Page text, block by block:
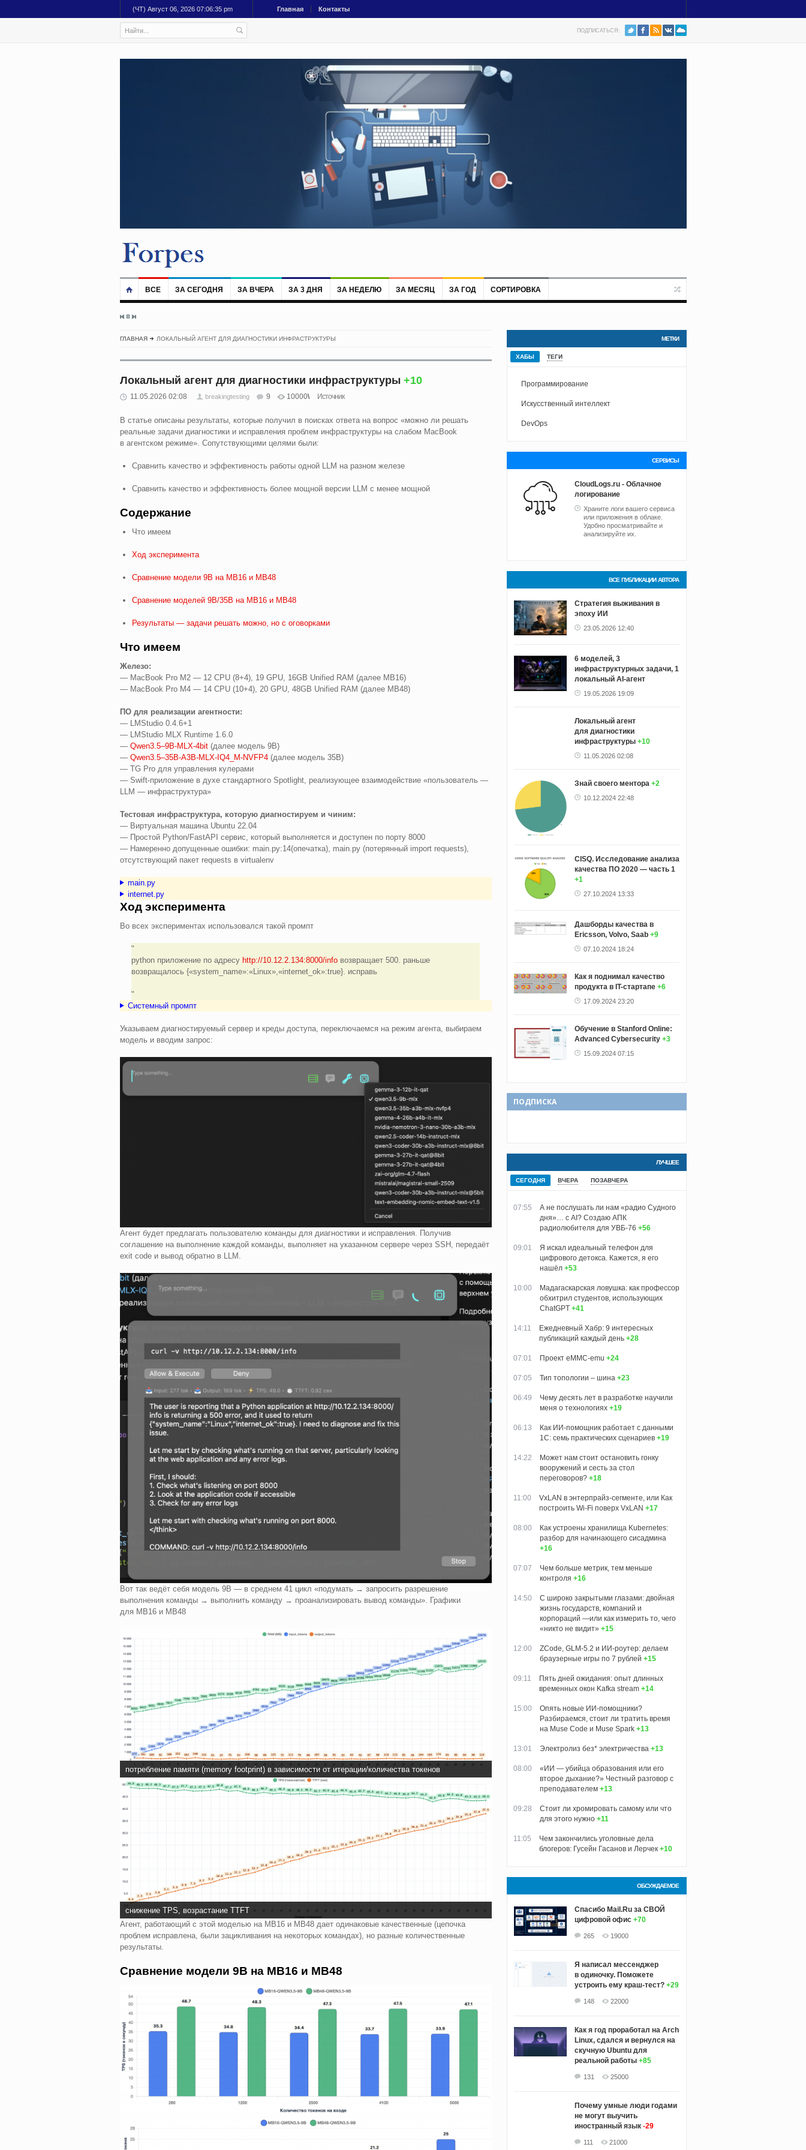
(ЧТ) Август 06, 2026 07:06:36 pm Главная Контакты
ПОДПИСАТЬСЯ:
ВСЕ ЗА СЕГОДНЯ ЗА ВЧЕРА ЗА 3 ДНЯ ЗА НЕДЕЛЮ ЗА МЕСЯЦ ЗА ГОД СОРТИРОВКА
ГЛАВНАЯ ЛОКАЛЬНЫЙ АГЕНТ ДЛЯ ДИАГНОСТИКИ ИНФРАСТРУКТУРЫ
Локальный агент для диагностики инфраструктуры +10
11.05.2026 02:08 breakingtesting 9 10000 Источник
В статье описаны результаты, которые получил в поисках ответа на вопрос «можно ли решать
реальные задачи диагностики и исправления проблем инфраструктуры на слабом MacBook
в агентском режиме». Сопутствующими целями были:
Сравнить качество и эффективность работы одной LLM на разном железе
Сравнить качество и эффективность более мощной версии LLM с менее мощной
Содержание
Что имеем
Ход эксперимента
Сравнение модели 9B на MB16 и MB48
Сравнение моделей 9B/35B на MB16 и MB48
Результаты — задачи решать можно, но с оговорками
Что имеем
Железо:
— MacBook Pro M2 — 12 CPU (8+4), 19 GPU, 16GB Unified RAM (далее MB16)
— MacBook Pro M4 — 14 CPU (10+4), 20 GPU, 48GB Unified RAM (далее MB48)
ПО для реализации агентности:
— LMStudio 0.4.6+1
— LMStudio MLX Runtime 1.6.0
— Qwen3.5–9B‑MLX-4bit(далее модель 9B)
— Qwen3.5–35B‑A3B‑MLX‑IQ4_M‑NVFP4(далее модель 35B)
— TG Pro для управления кулерами
— Swift‑приложение в духе стандартного Spotlight, реализующее взаимодействие «пользователь —
LLM — инфраструктура»
Тестовая инфраструктура, которую диагностируем и чиним:
— Виртуальная машина Ubuntu 22.04
— Простой Python/FastAPI сервис, который выполняется и доступен по порту 8000
— Намеренно допущенные ошибки: main.py:14(опечатка), main.py (потерянный import requests),
отсутствующий пакет requests в virtualenv
main.py
internet.py
Ход эксперимента
Во всех экспериментах использовался такой промпт
python приложение по адресу http://10.12.2.134:8000/info возвращает 500. раньше
возвращалось {«system_name»:«Linux»,«internet_ok»:true}. исправь
Системный промпт
Указываем диагностируемый сервер и креды доступа, переключаемся на режим агента, выбираем
модель и вводим запрос:
Агент будет предлагать пользователю команды для диагностики и исправления. Получив
соглашение на выполнение каждой команды, выполняет на указанном сервере через SSH, передаёт
exit code и вывод обратно в LLM.
Вот так ведёт себя модель 9B — в среднем 41 цикл «подумать → запросить разрешение
выполнения команды → выполнить команду → проанализировать вывод команды». Графики
для MB16 и MB48
потребление памяти (memory footprint) в зависимости от итерации/количества токенов
снижение TPS, возрастание TTFT
Агент, работающий с этой моделью на MB16 и MB48 дает одинаковые качественные (цепочка
проблем исправлена, были зацикливания на некоторых командах), но разные количественные
результаты.
Сравнение модели 9B на MB16 и MB48
МЕТКИ
ХАБЫ ТЕГИ
Программирование
Искусственный интеллект
DevOps
СЕРВИСЫ
CloudLogs.ru - Облачное
логирование
Храните логи вашего сервиса
или приложения в облаке.
Удобно просматривайте и
анализируйте их.
ВСЕ ПУБЛИКАЦИИ АВТОРА
Стратегия выживания в
эпоху ИИ
23.05.2026 12:40
6 моделей, 3
инфраструктурных задачи, 1
локальный AI-агент
19.05.2026 19:09
Локальный агент
для диагностики
инфраструктуры +10
11.05.2026 02:08
Знай своего ментора +2
10.12.2024 22:48
CISQ. Исследование анализа
качества ПО 2020 — часть 1
+1
27.10.2024 13:33
Дашборды качества в
Ericsson, Volvo, Saab +9
07.10.2024 18:24
Как я поднимал качество
продукта в IT-стартапе +6
17.09.2024 23:20
Обучение в Stanford Online:
Advanced Cybersecurity +3
15.09.2024 07:15
ПОДПИСКА
ЛУЧШЕЕ
СЕГОДНЯ ВЧЕРА ПОЗАВЧЕРА
07:55
А не послушать ли нам «радио Судного
дня»… с AI? Создаю АПК
радиолюбителя для УВБ-76 +56
09:01
Я искал идеальный телефон для
цифрового детокса. Кажется, я его
нашёл +53
10:00
Мадагаскарская ловушка: как профессор
обхитрил студентов, использующих
ChatGPT +41
14:11
Ежедневный Хабр: 9 интересных
публикаций каждый день +28
07:01 Проект eMMC-emu +24
07:05 Тип топологии – шина +23
06:49
Чему десять лет в разработке научили
меня о технологиях +19
06:13
Как ИИ-помощник работает с данными
1С: семь практических сценариев +19
14:22
Может нам стоит остановить гонку
вооружений и сесть за стол
переговоров? +18
11:00
VxLAN в энтерпрайз-сегменте, или Как
построить Wi-Fi поверх VxLAN +17
08:00
Как устроены хранилища Kubernetes:
разбор для начинающего сисадмина
+16
07:07
Чем больше метрик, тем меньше
контроля +16
14:50
С широко закрытыми глазами: двойная
жизнь государств, компаний и
корпораций —или как измерить то, чего
«никто не видит» +15
12:00
ZCode, GLM-5.2 и ИИ-роутер: делаем
браузерные игры по 7 рублей +15
09:11
Пять дней ожидания: опыт длинных
временных окон Kafka stream +14
15:00
Опять новые ИИ-помощники?
Разбираемся, стоит ли тратить время
на Muse Code и Muse Spark +13
13:01 Электролиз без* электричества +13
08:00
«ИИ — убийца образования или его
второе дыхание?» Честный разговор с
преподавателем +13
09:28
Стоит ли хромировать самому или что
для этого нужно +11
11:05
Чем закончились уголовные дела
блогеров: Гусейн Гасанов и Лерчек +10
ОБСУЖДАЕМОЕ
Спасибо Mail.Ru за СВОЙ
цифровой офис +70
265 19000
Я написал мессенджер
в одиночку. Поможете
устроить ему краш‑тест? +29
148 22000
Как я год проработал на Arch
Linux, сдался и вернулся на
скучную Ubuntu для
реальной работы +85
131 25000
Почему умные люди годами
не могут выучить
иностранный язык -29
111 21000